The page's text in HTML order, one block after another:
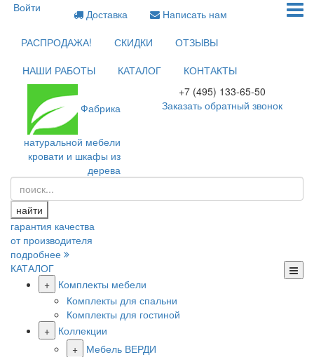
Войти Доставка
Написать нам
РАСПРОДАЖА!
СКИДКИ
ОТЗЫВЫ
НАШИ РАБОТЫ
КАТАЛОГ КОНТАКТЫ
Фабрика
натуральной мебели
кровати и шкафы из
дерева
+7 (495) 133-65-50
Заказать обратный звонок
найти
гарантия качества
от производителя
подробнее
КАТАЛОГ
+
Комплекты мебели
Комплекты для спальни
Комплекты для гостиной
+
Коллекции
+
Мебель ВЕРДИ